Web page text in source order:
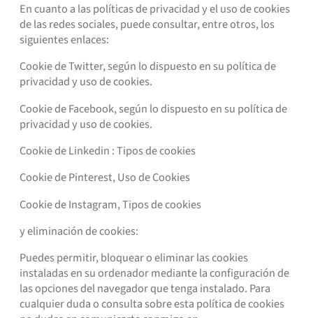
En cuanto a las políticas de privacidad y el uso de cookies
de las redes sociales, puede consultar, entre otros, los
siguientes enlaces:
Cookie de Twitter, según lo dispuesto en su política de
privacidad y uso de cookies.
Cookie de Facebook, según lo dispuesto en su política de
privacidad y uso de cookies.
Cookie de Linkedin : Tipos de cookies
Cookie de Pinterest, Uso de Cookies
Cookie de Instagram, Tipos de cookies
y eliminación de cookies:
Puedes permitir, bloquear o eliminar las cookies
instaladas en su ordenador mediante la configuración de
las opciones del navegador que tenga instalado. Para
cualquier duda o consulta sobre esta política de cookies